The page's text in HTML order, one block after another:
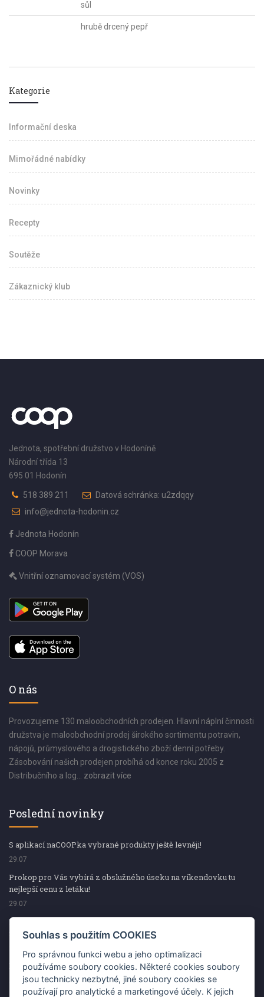
sůl
hrubě drcený pepř
Kategorie
Informační deska
Mimořádné nabídky
Novinky
Recepty
Soutěže
Zákaznický klub
Jednota, spotřební družstvo v Hodoníně
Národní třída 13
695 01 Hodonín
518 389 211
Datová schránka: u2zdqqy
info@jednota-hodonin.cz
Jednota Hodonín
COOP Morava
Vnitřní oznamovací systém (VOS)
O nás
Provozujeme 130 maloobchodních prodejen. Hlavní náplní činnosti
družstva je maloobchodní prodej širokého sortimentu potravin,
nápojů, průmyslového a drogistického zboží denní potřeby.
Zásobování našich prodejen probíhá od konce roku 2005 z
Distribučního a log... zobrazit více
Poslední novinky
S aplikací naCOOPka vybrané produkty ještě levněji!
29.07
Prokop pro Vás vybírá z obslužného úseku na víkendovku tu
nejlepší cenu z letáku!
29.07
Prokop pro Vás vybírá z obslužného úseku na víkendovku tu
nejlepší cenu z letáku!
Kup špekáčky od Váhaly a vyhraj s naCOOPkou sekerku Fiskars
29.07
Souhlas s použitím COOKIES
Pro správnou funkci webu a jeho optimalizaci
používáme soubory cookies. Některé cookies soubory
jsou technicky nezbytné, jiné soubory cookies se
používají pro analytické a marketingové účely. K jejich